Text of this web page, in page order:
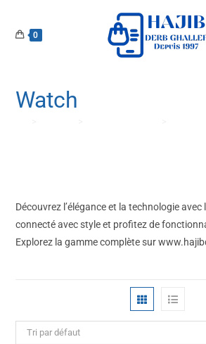
0
Watch
Découvrez l’élégance et la technologie avec
connecté avec style et profitez de
Explorez la gamme complète sur
Tri par défaut